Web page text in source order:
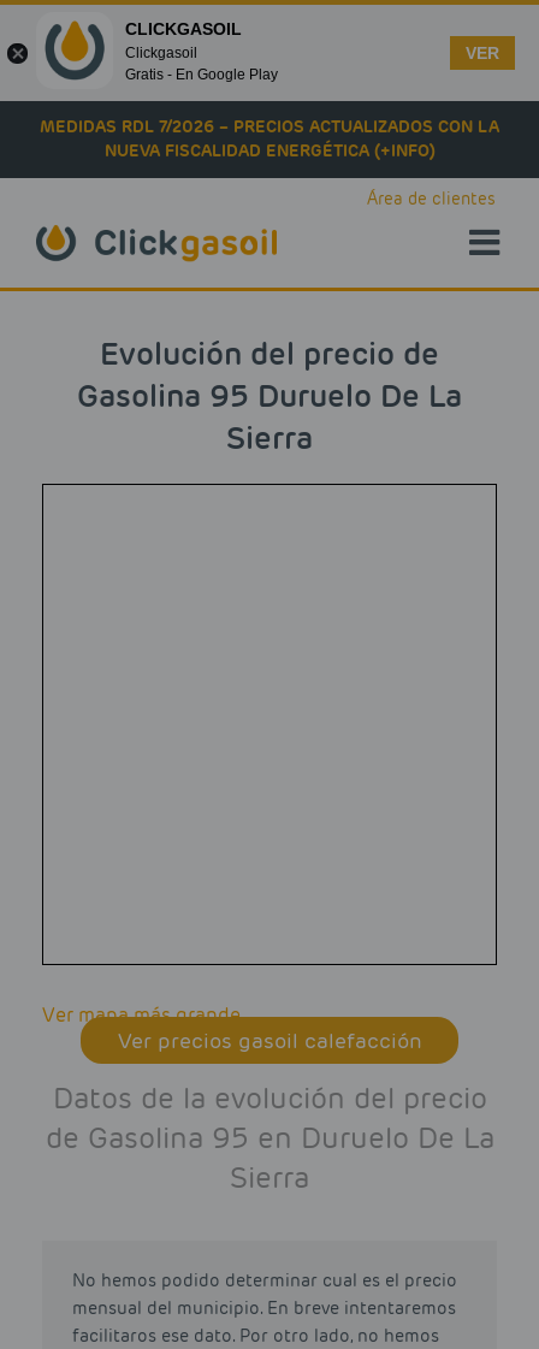
Skip to main content
MEDIDAS RDL 7/2026 – PRECIOS ACTUALIZADOS CON LA
NUEVA FISCALIDAD ENERGÉTICA (+INFO)
Área de clientes
Evolución del precio de
Gasolina 95 Duruelo De La
Sierra
Ver mapa más grande
Ver precios gasoil calefacción
Datos de la evolución del precio
de Gasolina 95 en Duruelo De La
Sierra
No hemos podido determinar cual es el precio
mensual del municipio. En breve intentaremos
facilitaros ese dato. Por otro lado, no hemos
CLICKGASOIL
Clickgasoil
Gratis - En Google Play
VER